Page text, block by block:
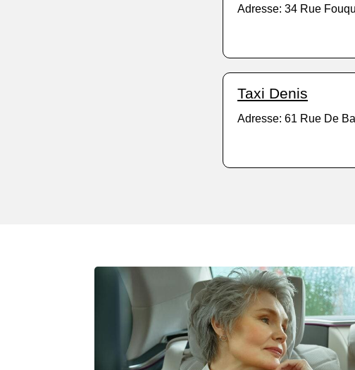
Adresse: 34 Rue
Taxi Denis
Adresse: 61 Rue De